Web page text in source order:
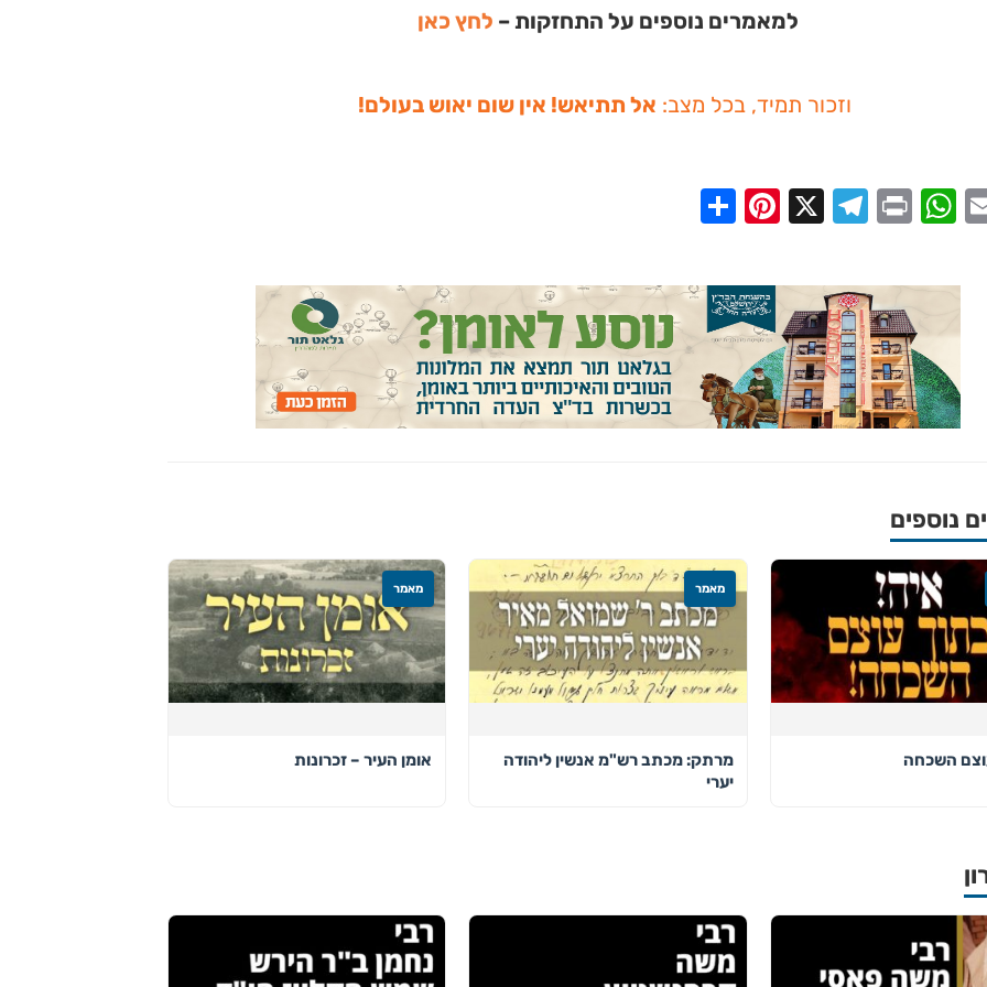
למאמרים נוספים על התחזקות – לחץ כאן
וזכור תמיד, בכל מצב: אל תתיאש! אין שום יאוש בעולם!
Email
WhatsApp
Print
Telegram
Pinterest
נוספים
השכחה
מאמר
מרתק: מכתב רש"מ אנשין ליהודה
יערי
מאמר
אומן העיר – זכרונות